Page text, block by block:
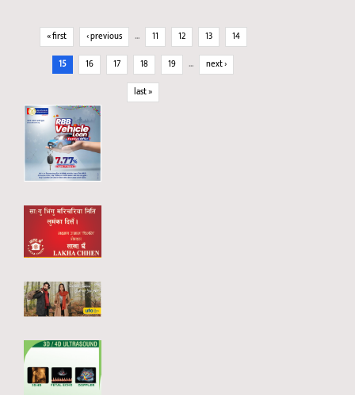
Pages
« first ‹ previous … 11 12 13
14
15
16 17 18 19 …
next ›
last »